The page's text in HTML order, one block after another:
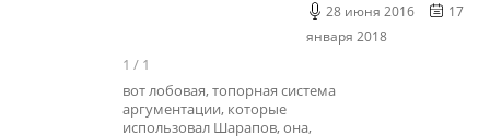
28 июня 2016
17
января 2018
1 / 1
вот лобовая, топорная система
аргументации, которые
использовал Шарапов, она,